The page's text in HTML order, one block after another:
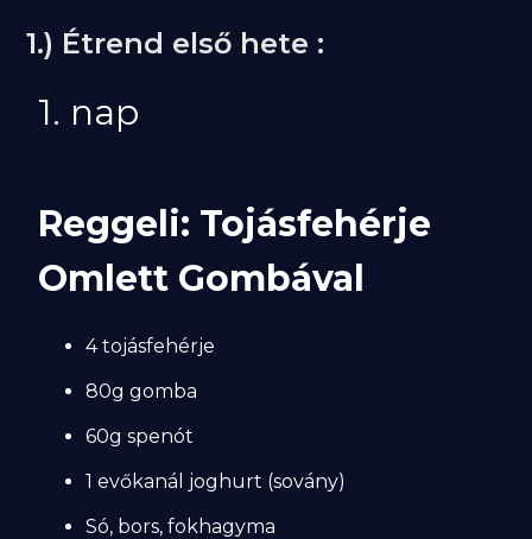
1.) Étrend első hete :
1. nap
Reggeli: Tojásfehérje
Omlett Gombával
4 tojásfehérje
80g gomba
60g spenót
1 evőkanál joghurt (sovány)
Só, bors, fokhagyma